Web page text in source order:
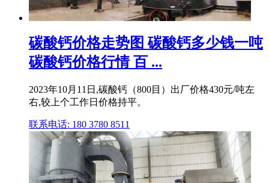
碳酸钙价格走势图 碳酸钙多少钱一吨
碳酸钙价格行情 百 ...
2023年10月11日,碳酸钙（800目）出厂价格430元/吨左
右,较上个工作日价格持平。
联系电话: 180 3780 8511